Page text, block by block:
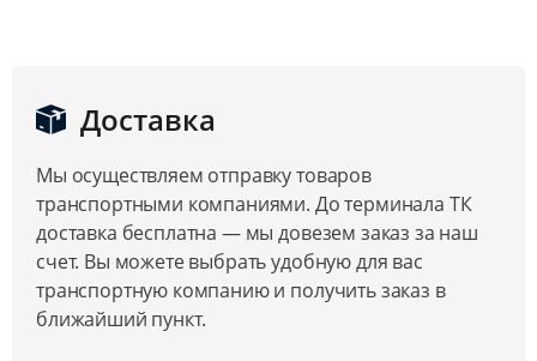
Доставка
Мы осуществляем отправку товаров
транспортными компаниями. До терминала ТК
доставка бесплатна — мы довезем заказ за наш
счет. Вы можете выбрать удобную для вас
транспортную компанию и получить заказ в
ближайший пункт.